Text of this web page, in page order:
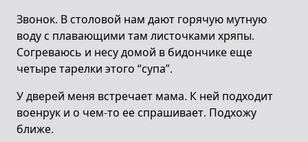
Звонок. В столовой нам дают горячую мутную
воду с плавающими там листочками хряпы.
Согреваюсь и несу домой в бидончике еще
четыре тарелки этого “супа”.
У дверей меня встречает мама. К ней подходит
военрук и о чем-то ее спрашивает. Подхожу
ближе.